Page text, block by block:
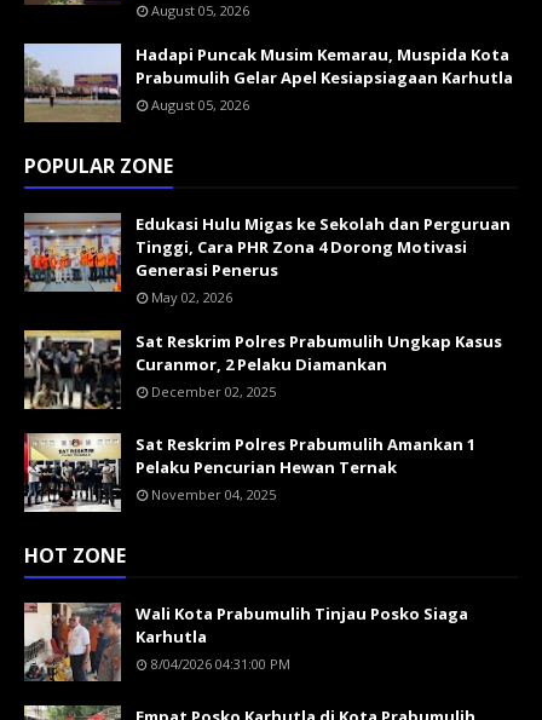
August 05, 2026
Hadapi Puncak Musim Kemarau, Muspida Kota
Prabumulih Gelar Apel Kesiapsiagaan Karhutla
August 05, 2026
POPULAR ZONE
Edukasi Hulu Migas ke Sekolah dan Perguruan
Tinggi, Cara PHR Zona 4 Dorong Motivasi
Generasi Penerus
May 02, 2026
Sat Reskrim Polres Prabumulih Ungkap Kasus
Curanmor, 2 Pelaku Diamankan
December 02, 2025
Sat Reskrim Polres Prabumulih Amankan 1
Pelaku Pencurian Hewan Ternak
November 04, 2025
HOT ZONE
Wali Kota Prabumulih Tinjau Posko Siaga
Karhutla
8/04/2026 04:31:00 PM